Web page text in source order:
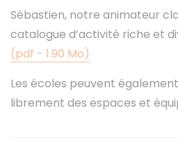
Sébastien, notre animateur
catalogue d’activité riche et
(pdf - 1.90 Mo)
Les écoles peuvent
librement des espaces et